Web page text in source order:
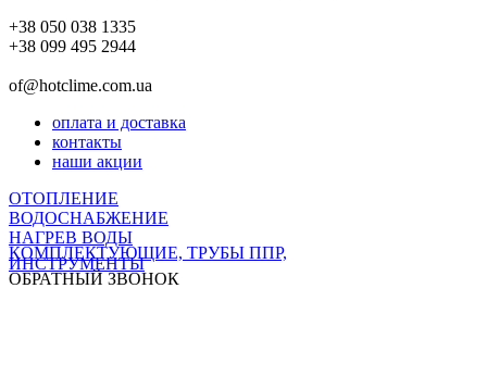
+38 050 038 1335
+38 099 495 2944
of@hotclime.com.ua
оплата и доставка
контакты
наши акции
ОТОПЛЕНИЕ
ВОДОСНАБЖЕНИЕ
НАГРЕВ ВОДЫ
КОМПЛЕКТУЮЩИЕ, ТРУБЫ ППР,
ИНСТРУМЕНТЫ
ОБРАТНЫЙ ЗВОНОК